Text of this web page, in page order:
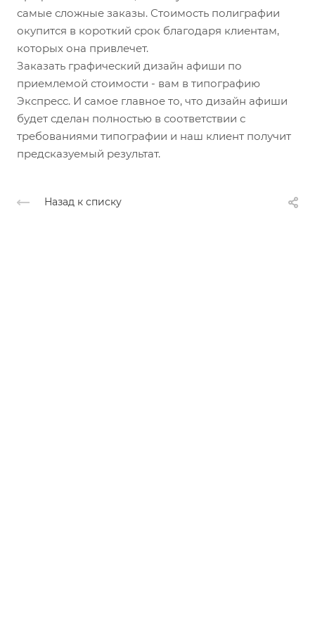
самые сложные заказы. Стоимость полиграфии
окупится в короткий срок благодаря клиентам,
которых она привлечет.
Заказать графический дизайн афиши по
приемлемой стоимости - вам в типографию
Экспресс. И самое главное то, что дизайн афиши
будет сделан полностью в соответствии с
требованиями типографии и наш клиент получит
предсказуемый результат.
Назад к списку